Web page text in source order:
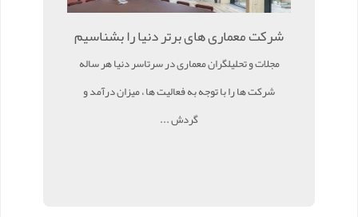
شرکت معماری های برتر دنیا را بشناسیم
مجلات و تحلیلگران معماری در سرتاسر دنیا هر ساله
شرکت ها را با توجه به فعالیت ها ، میزان درآمد و
گردش ...